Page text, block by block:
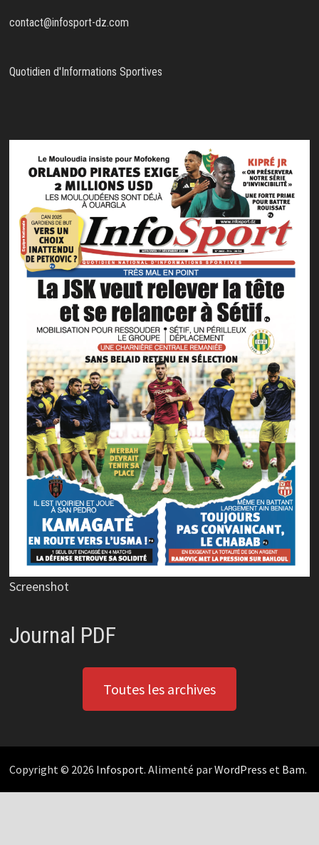
contact@infosport-dz.com
Quotidien d'Informations Sportives
Screenshot
Journal PDF
Toutes les archives
Copyright © 2026 Infosport. Alimenté parWordPress et Bam.